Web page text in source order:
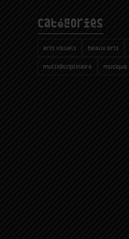
catégories
arts visuels beaux arts
multidisciplinaire musique